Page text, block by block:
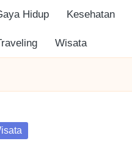
Hidup Kesehatan
Wisata